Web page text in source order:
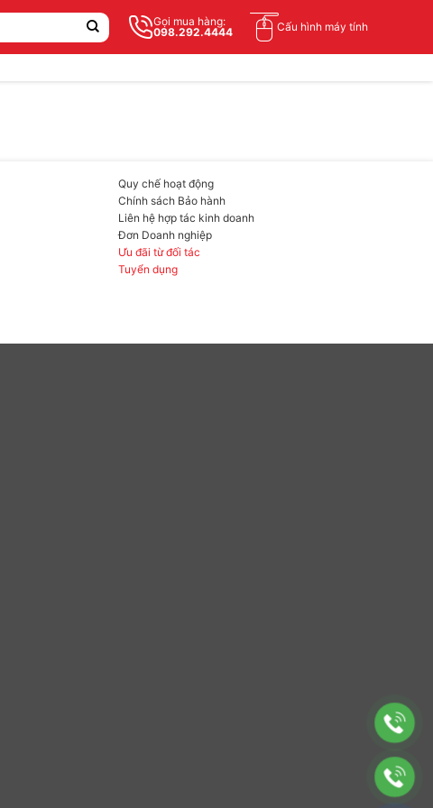
Gọi mua hàng:
098.292.4444
Cấu hình máy tính
Quy chế hoạt động
Chính sách Bảo hành
Liên hệ hợp tác kinh doanh
Đơn Doanh nghiệp
Ưu đãi từ đối tác
Tuyển dụng